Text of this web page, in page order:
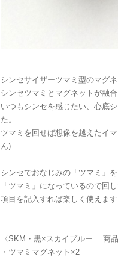
シンセサイザーツマミ型のマグ
シンセツマミとマグネットが融
いつもシンセを感じたい、心底
た。
ツマミを回せば想像を越えたイ
ん)
シンセでおなじみの「ツマミ」を
「ツマミ」になっているので回
項目を記入すれば楽しく使えます
〈SKM・黒×スカイブルー 商品
・ツマミマグネット×2